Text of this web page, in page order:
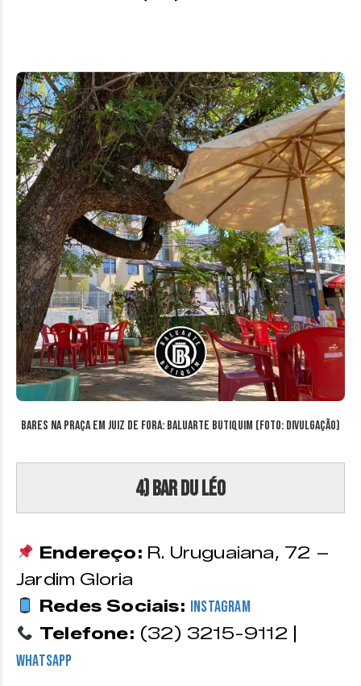
Bares na Praça em Juiz de Fora: Baluarte Butiquim (Foto: divulgação)
4) Bar du Léo
Endereço: R. Uruguaiana, 72 –
Jardim Gloria
Redes Sociais: Instagram
Telefone: (32) 3215-9112 |
WhatsApp